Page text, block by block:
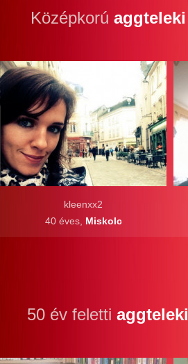
Középkorú aggteleki
kleenxx2
40 éves, Miskolc
50 év feletti aggteleki